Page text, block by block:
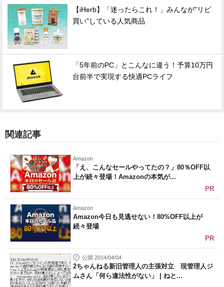
【iHerb】「迷ったらこれ！」みんなが"リピ
買い"している人気商品
「5年前のPC」とこんなに違う！予算10万円
台前半で実現する快適PCライフ
関連記事
Amazon
「え、こんなセールやってたの？」80％OFF以
上が続々登場！Amazonの本気が...
PR
Amazon
Amazon今日も見逃せない！80%OFF以上が
続々登場
PR
公開 2014/04/04
2ちゃんねる新旧管理人の主張対立 現管理人ジ
ムさん「何ら違法性がない」 | ねと...